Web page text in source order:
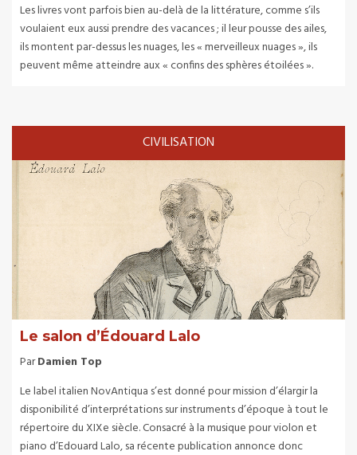
Les livres vont parfois bien au-delà de la littérature, comme s’ils
voulaient eux aussi prendre des vacances ; il leur pousse des ailes,
ils montent par-dessus les nuages, les « merveilleux nuages », ils
peuvent même atteindre aux « confins des sphères étoilées ».
CIVILISATION
Le salon d’Édouard Lalo
ParDamien Top
Le label italien NovAntiqua s’est donné pour mission d’élargir la
disponibilité d’interprétations sur instruments d’époque à tout le
répertoire du XIXe siècle. Consacré à la musique pour violon et
piano d’Edouard Lalo, sa récente publication annonce donc